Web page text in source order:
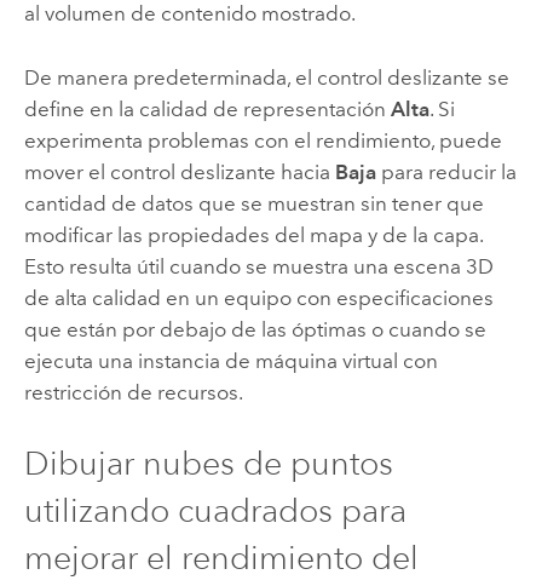
al volumen de contenido mostrado.
De manera predeterminada, el control deslizante se
define en la calidad de representación Alta. Si
experimenta problemas con el rendimiento, puede
mover el control deslizante hacia Bajapara reducir la
cantidad de datos que se muestran sin tener que
modificar las propiedades del mapa y de la capa.
Esto resulta útil cuando se muestra una escena 3D
de alta calidad en un equipo con especificaciones
que están por debajo de las óptimas o cuando se
ejecuta una instancia de máquina virtual con
restricción de recursos.
Dibujar nubes de puntos
utilizando cuadrados para
mejorar el rendimiento del